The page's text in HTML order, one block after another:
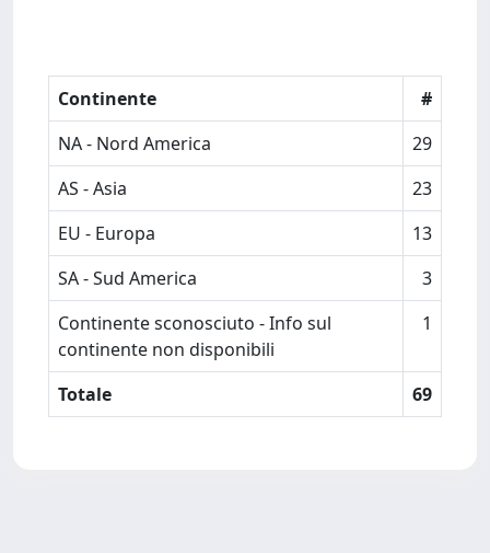
Continente
#
NA - Nord America
29
AS - Asia
23
EU - Europa
13
SA - Sud America
3
Continente sconosciuto - Info sul
continente non disponibili
1
Totale 69